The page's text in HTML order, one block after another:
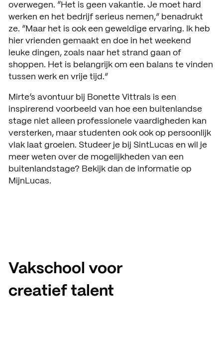
overwegen. “Het is geen vakantie. Je moet hard
werken en het bedrijf serieus nemen,” benadrukt
ze. “Maar het is ook een geweldige ervaring. Ik heb
hier vrienden gemaakt en doe in het weekend
leuke dingen, zoals naar het strand gaan of
shoppen. Het is belangrijk om een balans te vinden
tussen werk en vrije tijd.”
Mirte’s avontuur bij Bonette Vittrals is een
inspirerend voorbeeld van hoe een buitenlandse
stage niet alleen professionele vaardigheden kan
versterken, maar studenten ook ook op persoonlijk
vlak laat groeien. Studeer je bij SintLucas en wil je
meer weten over de mogelijkheden van een
buitenlandstage? Bekijk dan de informatie op
MijnLucas.
Vakschool voor
creatief talent